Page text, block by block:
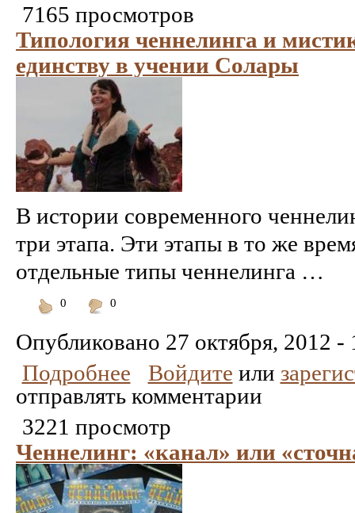
7165 просмотров
Типология ченнелинга и
единству в учении Солары
В истории современного
три этапа. Эти этапы в то же
отдельные типы ченнелинга …
0
0
Опубликовано 27 октября, 2012 -
Подробнее
Войдите или
отправлять комментарии
3221 просмотр
Ченнелинг: «канал» или